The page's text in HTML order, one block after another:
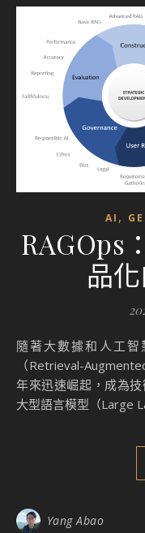
AI ,
RAGOps
品
隨著大數據和人工智慧技術的飛速發展，檢索增強生成
（Retrieval-
年來迅速崛起，成為
大型語言模型（Large
Yang Abao